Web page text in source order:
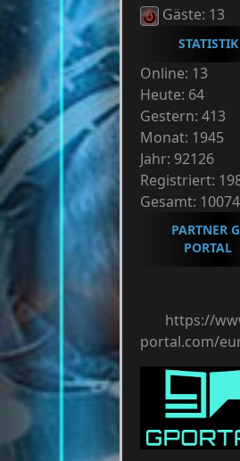
Gäste: 13
STATISTIK
Online: 13
Heute: 64
Gestern: 413
Monat: 1945
Jahr: 92126
Registriert:
Gesamt:
PARTNER
PORTAL
https://
portal.com/